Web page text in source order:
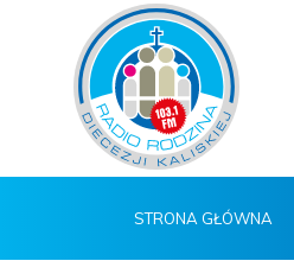
STRONA GŁÓWNA